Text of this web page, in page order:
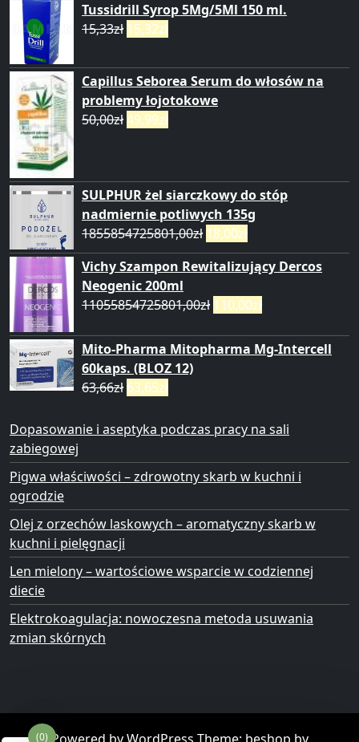
Tussidrill Syrop 5Mg/5Ml 150 ml.
15,33zł 15,32zł
Capillus Seborea Serum do włosów na
problemy łojotokowe
50,00zł49,99zł
SULPHUR żel siarczkowy do stóp
nadmiernie potliwych 135g
1855854725801,00zł 18,00zł
Vichy Szampon Rewitalizujący Dercos
Neogenic 200ml
11055854725801,00zł 110,00zł
Mito-Pharma Mitopharma Mg-Intercell
60kaps. (BLOZ 12)
63,66zł 63,65zł
Dopasowanie i aseptyka podczas pracy na sali
zabiegowej
Pigwa właściwości – zdrowotny skarb w kuchni i
ogrodzie
Olej z orzechów laskowych – aromatyczny skarb w
kuchni i pielęgnacji
Len mielony – wartościowe wsparcie w codziennej
diecie
Elektrokoagulacja: nowoczesna metoda usuwania
zmian skórnych
(0)